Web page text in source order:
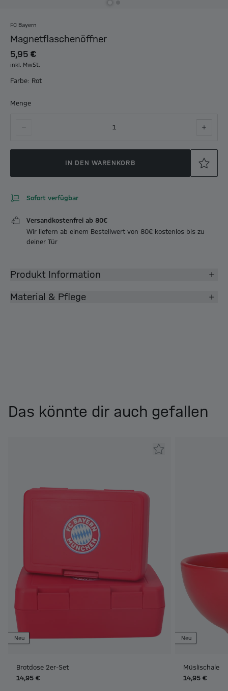
FC Bayern
Magnetflaschenöffner
5,95 €
inkl. MwSt.
Farbe: Rot
Menge
1
IN DEN WARENKORB
Sofort verfügbar
Versandkostenfrei ab 80€
Wir liefern ab einem Bestellwert von 80€ kostenlos bis zu
deiner Tür
Produkt Information
Material & Pflege
Das könnte dir auch gefallen
Neu
Brotdose 2er-Set
14,95 €
Neu
Müslischale
14,95 €